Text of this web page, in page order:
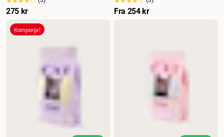
275 kr Fra 254 kr
Kampanje!